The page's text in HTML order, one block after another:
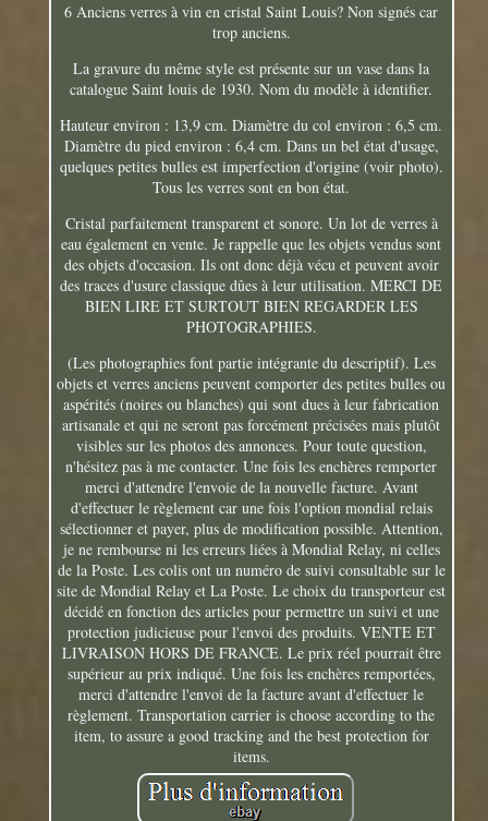
6 Anciens verres à vin en cristal Saint Louis? Non signés car
trop anciens.
La gravure du même style est présente sur un vase dans la
catalogue Saint louis de 1930. Nom du modèle à identifier.
Hauteur environ : 13,9 cm. Diamètre du col environ : 6,5 cm.
Diamètre du pied environ : 6,4 cm. Dans un bel état d'usage,
quelques petites bulles est imperfection d'origine (voir photo).
Tous les verres sont en bon état.
Cristal parfaitement transparent et sonore. Un lot de verres à
eau également en vente. Je rappelle que les objets vendus sont
des objets d'occasion. Ils ont donc déjà vécu et peuvent avoir
des traces d'usure classique dûes à leur utilisation. MERCI DE
BIEN LIRE ET SURTOUT BIEN REGARDER LES
PHOTOGRAPHIES.
(Les photographies font partie intégrante du descriptif). Les
objets et verres anciens peuvent comporter des petites bulles ou
aspérités (noires ou blanches) qui sont dues à leur fabrication
artisanale et qui ne seront pas forcément précisées mais plutôt
visibles sur les photos des annonces. Pour toute question,
n'hésitez pas à me contacter. Une fois les enchères remporter
merci d'attendre l'envoie de la nouvelle facture. Avant
d'effectuer le règlement car une fois l'option mondial relais
sélectionner et payer, plus de modification possible. Attention,
je ne rembourse ni les erreurs liées à Mondial Relay, ni celles
de la Poste. Les colis ont un numéro de suivi consultable sur le
site de Mondial Relay et La Poste. Le choix du transporteur est
décidé en fonction des articles pour permettre un suivi et une
protection judicieuse pour l'envoi des produits. VENTE ET
LIVRAISON HORS DE FRANCE. Le prix réel pourrait être
supérieur au prix indiqué. Une fois les enchères remportées,
merci d'attendre l'envoi de la facture avant d'effectuer le
règlement. Transportation carrier is choose according to the
item, to assure a good tracking and the best protection for
items.